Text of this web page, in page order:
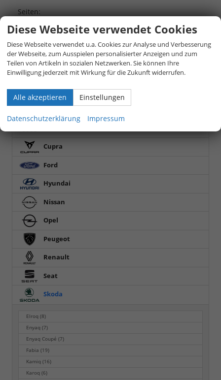
Seiten:
1
2 3 4
Fahrzeugnr.
Detailsuche
Cupra
Ford
Hyundai
Nissan
Opel
Peugeot
Renault
Seat
Skoda
Elroq(8)
Enyaq(7)
Enyaq Coupé(7)
Fabia(19)
Kamiq(16)
Karoq(6)
Diese Webseite verwendet Cookies
Diese Webseite verwendet u.a. Cookies zur Analyse und Verbesserung
der Webseite, zum Ausspielen personalisierter Anzeigen und zum
Teilen von Artikeln in sozialen Netzwerken. Sie können Ihre
Einwilligung jederzeit mit Wirkung für die Zukunft widerrufen.
Alle akzeptieren Einstellungen
Datenschutzerklärung Impressum